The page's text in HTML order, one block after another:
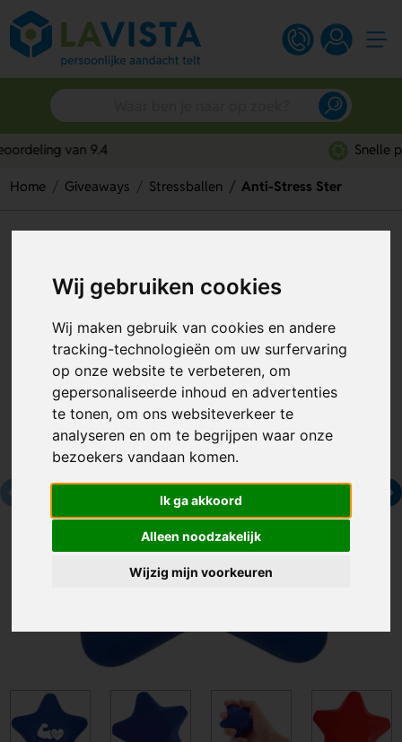
Wij gebruiken cookies
Wij maken gebruik van cookies en andere
tracking-technologieën om uw surfervaring
op onze website te verbeteren, om
gepersonaliseerde inhoud en advertenties
te tonen, om ons websiteverkeer te
analyseren en om te begrijpen waar onze
bezoekers vandaan komen.
Ik ga akkoord
Alleen noodzakelijk
Wijzig mijn voorkeuren
Home Giveaways Stressballen Anti-Stress Ster
Artikelnummer: 133935